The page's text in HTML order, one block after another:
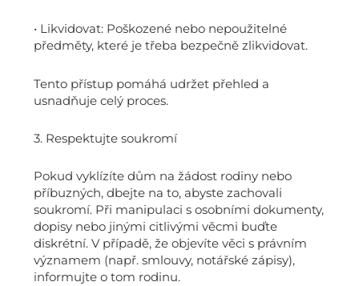
• Likvidovat: Poškozené nebo nepoužitelné
předměty, které je třeba bezpečně zlikvidovat.
Tento přístup pomáhá udržet přehled a
usnadňuje celý proces.
3. Respektujte soukromí
Pokud vyklízíte dům na žádost rodiny nebo
příbuzných, dbejte na to, abyste zachovali
soukromí. Při manipulaci s osobními dokumenty,
dopisy nebo jinými citlivými věcmi buďte
diskrétní. V případě, že objevíte věci s právním
významem (např. smlouvy, notářské zápisy),
informujte o tom rodinu.